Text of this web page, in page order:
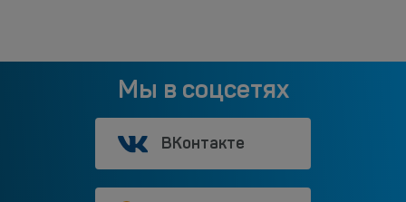
Мы в соцсетях
ВКонтакте